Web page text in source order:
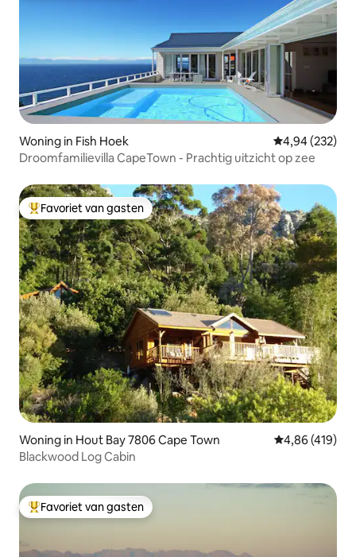
Woning in Fish Hoek Gemiddelde
4,94 (232)
Droomfamilievilla CapeTown - Prachtig uitzicht op zee
Topfavoriet van gasten
Favoriet van gasten
Woning in Hout Bay 7806 Cape Town Gemiddelde
4,86 (419)
Blackwood Log Cabin
Topfavoriet van gasten
Favoriet van gasten